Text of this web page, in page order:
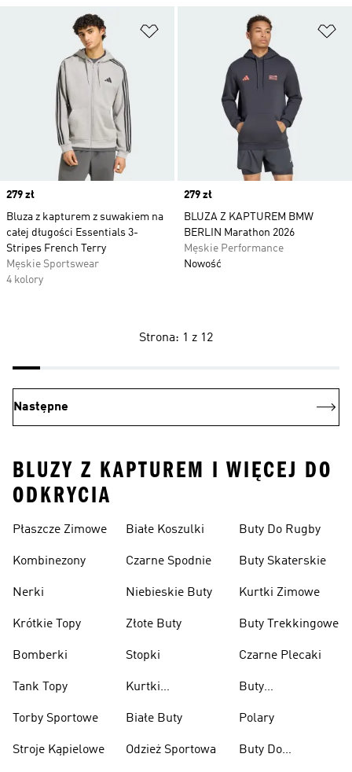
Dodaj do listy życzeń
Price
279 zł
Bluza z kapturem z suwakiem na
całej długości Essentials 3-
Stripes French Terry
Męskie Sportswear
4 kolory
Price
279 zł
BLUZA Z KAPTUREM BMW
BERLIN Marathon 2026
Męskie Performance
Nowość
Strona: 1 z 12
Następne
BLUZY Z KAPTUREM I WIĘCEJ DO
ODKRYCIA
Płaszcze Zimowe
Kombinezony
Nerki
Krótkie Topy
Bomberki
Tank Topy
Torby Sportowe
Stroje Kąpielowe
Białe Koszulki
Czarne Spodnie
Niebieskie Buty
Złote Buty
Stopki
Kurtki
Białe Buty
Odzież Sportowa
Buty Do Rugby
Buty Skaterskie
Kurtki Zimowe
Buty Trekkingowe
Czarne Plecaki
Buty
Polary
Buty Do